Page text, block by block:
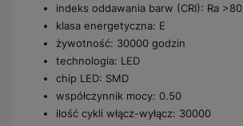
indeks oddawania barw (CRI): Ra >80
klasa energetyczna: E
żywotność: 30000 godzin
technologia: LED
chip LED: SMD
współczynnik mocy: 0.50
ilość cykli włącz-wyłącz: 30000